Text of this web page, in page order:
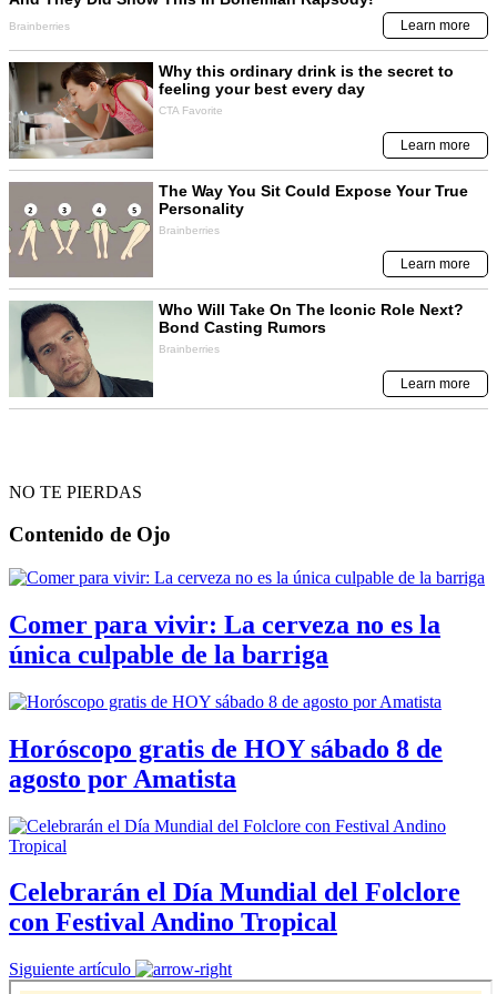
NO TE PIERDAS
Contenido de Ojo
Comer para vivir: La cerveza no es la
única culpable de la barriga
Horóscopo gratis de HOY sábado 8 de
agosto por Amatista
Celebrarán el Día Mundial del Folclore
con Festival Andino Tropical
Siguiente artículo